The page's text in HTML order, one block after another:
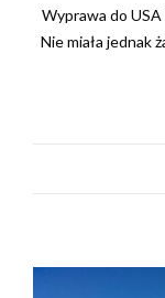
Wyprawa do USA
Nie miała jednak